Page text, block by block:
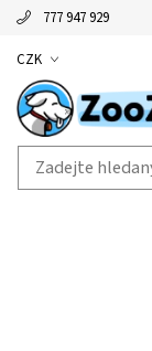
777 947 929
CZK